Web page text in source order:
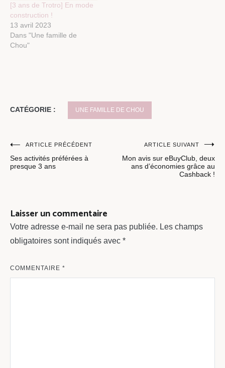
[3 ans de Trotro] En mode
construction !
13 avril 2023
Dans "Une famille de
Chou"
CATÉGORIE : UNE FAMILLE DE CHOU
Navigation
de
ARTICLE PRÉCÉDENT
Ses activités préférées à
presque 3 ans
ARTICLE SUIVANT
Mon avis sur eBuyClub, deux
ans d’économies grâce au
Cashback !
Laisser un commentaire
Votre adresse e-mail ne sera pas publiée. Les champs
obligatoires sont indiqués avec *
COMMENTAIRE *